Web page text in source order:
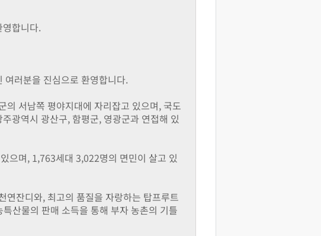
합니다.
여러분을 진심으로 환영합니다.
서남쪽 평야지대에 자리잡고 있으며, 국도
광역시 광산구, 함평군, 영광군과 연접해 있
으며, 1,763세대 3,022명의 면민이 살고 있
잔디와, 최고의 품질을 자랑하는 탑프루트
산물의 판매 소득을 통해 부자 농촌의 기틀